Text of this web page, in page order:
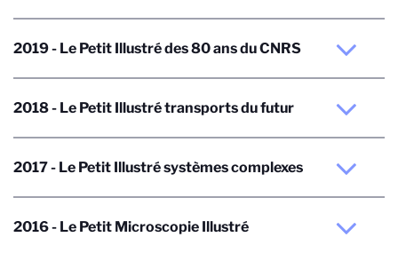
2019 - Le Petit Illustré des 80 ans du CNRS
2018 - Le Petit Illustré transports du futur
2017 - Le Petit Illustré systèmes complexes
2016 - Le Petit Microscopie Illustré